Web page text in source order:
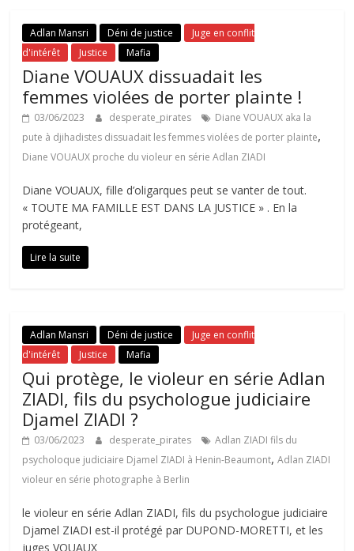
Adlan Mansri Déni de justice
Juge en conflit
d'intérêt
Justice Mafia
Diane VOUAUX dissuadait les
femmes violées de porter plainte !
03/06/2023 desperate_pirates
Diane VOUAUX aka la
pute à djihadistes dissuadait les femmes violées de porter plainte,
Diane VOUAUX proche du violeur en série Adlan ZIADI
Diane VOUAUX, fille d’oligarques peut se vanter de tout.
« TOUTE MA FAMILLE EST DANS LA JUSTICE » . En la
protégeant,
Lire la suite
Adlan Mansri Déni de justice
Juge en conflit
d'intérêt
Justice Mafia
Qui protège, le violeur en série Adlan
ZIADI, fils du psychologue judiciaire
Djamel ZIADI ?
03/06/2023 desperate_pirates
Adlan ZIADI fils du
psycholoque judiciaire Djamel ZIADI à Henin-Beaumont,Adlan ZIADI
violeur en série photographe à Berlin
le violeur en série Adlan ZIADI, fils du psychologue judiciaire
Djamel ZIADI est-il protégé par DUPOND-MORETTI, et les
juges VOUAUX